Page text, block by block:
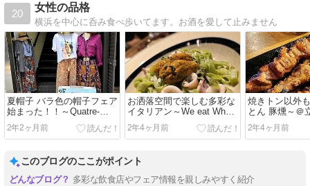
20
女性の品格
横浜を中心に呑み食べ歩いてます。お酒を愛して止みません
夏帽子 バラ色の帽子フェア
始まった！！～Quatre-
Vents～＠横浜 元町
2年2ヶ月前
お洒落空間で楽しむ多彩な
イタリアン～We eat Wheat
～＠自由が丘
2年4ヶ月前
焼きトン以外
とん 豚燻～＠
2年4ヶ月前
このブログのここがポイント
多彩な飲食店やフェア情報を親しみやすく紹介